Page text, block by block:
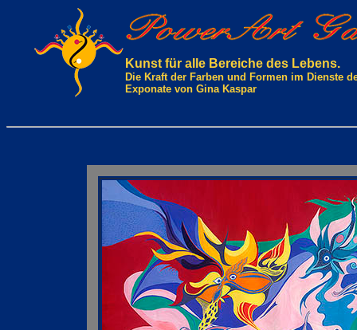
Kunst für alle Bereiche des Lebens.
Die Kraft der Farben und Formen im Dienste
Exponate von Gina Kaspar